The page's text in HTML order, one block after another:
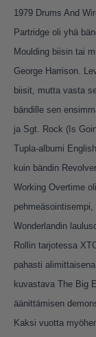
1979 Drums And
Partridge oli yhä
Moulding biisin tai
George Harrison.
biisit, mutta vasta
bändille sen
ja Sgt. Rock (Is
Tupla-albumi
kuin bändin
Working Overtime
Wonderlandin
Rollin tarjotessa
pahasti
kuvastava The Big
äänittämisen
Kaksi vuotta